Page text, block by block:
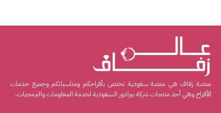
منصة زفاف هي منصة سعودية تختص بأفراحكم ومناسباتكم وجميع خدمات
الأفراح وهي أحد منتجات شركة بيرادور السعودية لخدمة المعلومات والبرمجيات.